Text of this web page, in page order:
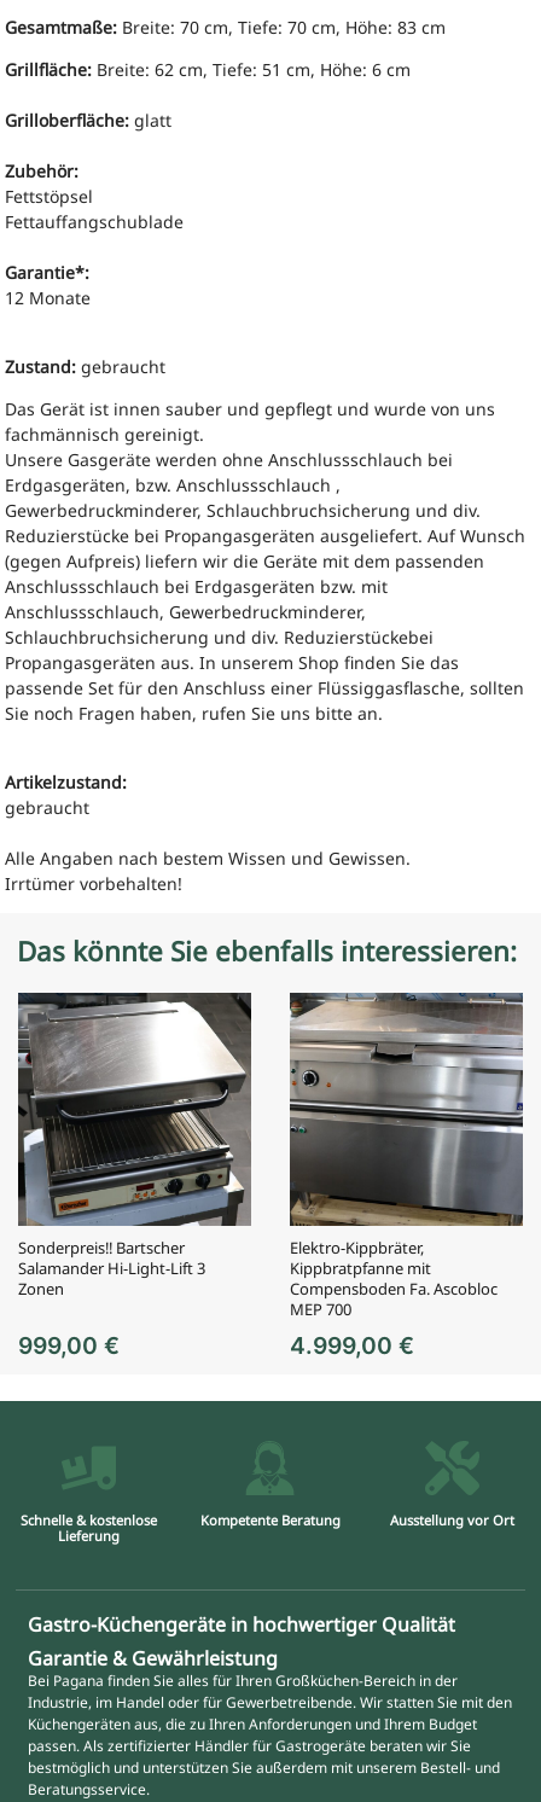
Gesamtmaße: Breite: 70 cm,Tiefe: 70 cm, Höhe: 83 cm
Grillfläche: Breite: 62 cm, Tiefe: 51 cm, Höhe: 6 cm
Grilloberfläche: glatt
Zubehör:
Fettstöpsel
Fettauffangschublade
Garantie*:
12 Monate
Zustand: gebraucht
Das Gerät ist innen sauber und gepflegt und wurde von uns
fachmännisch gereinigt.
Unsere Gasgeräte werden ohne Anschlussschlauch bei
Erdgasgeräten, bzw.Anschlussschlauch ,
Gewerbedruckminderer, Schlauchbruchsicherung und div.
Reduzierstücke bei Propangasgeräten ausgeliefert.Auf Wunsch
(gegen Aufpreis) liefern wir die Geräte mit dem passenden
Anschlussschlauch bei Erdgasgeräten bzw. mit
Anschlussschlauch, Gewerbedruckminderer,
Schlauchbruchsicherung und div. Reduzierstückebei
Propangasgeräten aus.In unserem Shop finden Sie das
passende Set für den Anschluss einer Flüssiggasflasche, sollten
Sie noch Fragen haben, rufen Sie uns bitte an.
Artikelzustand:
gebraucht
Alle Angaben nach bestem Wissen und Gewissen.
Irrtümer vorbehalten!
Das könnte Sie ebenfalls interessieren:
Sonderpreis!! Bartscher
Salamander Hi-Light-Lift 3
Zonen
999,00€
Elektro-Kippbräter,
Kippbratpfanne mit
Compensboden Fa. Ascobloc
MEP 700
4.999,00 €
Schnelle & kostenlose
Lieferung
Kompetente Beratung Ausstellung vor Ort
Gastro-Küchengeräte in hochwertiger Qualität
Garantie & Gewährleistung
Bei Pagana finden Sie alles für Ihren Großküchen-Bereich in der
Industrie, im Handel oder für Gewerbetreibende. Wir statten Sie mit den
Küchengeräten aus, die zu Ihren Anforderungen und Ihrem Budget
passen. Als zertifizierter Händler für Gastrogeräte beraten wir Sie
bestmöglich und unterstützen Sie außerdem mit unserem Bestell- und
Beratungsservice.